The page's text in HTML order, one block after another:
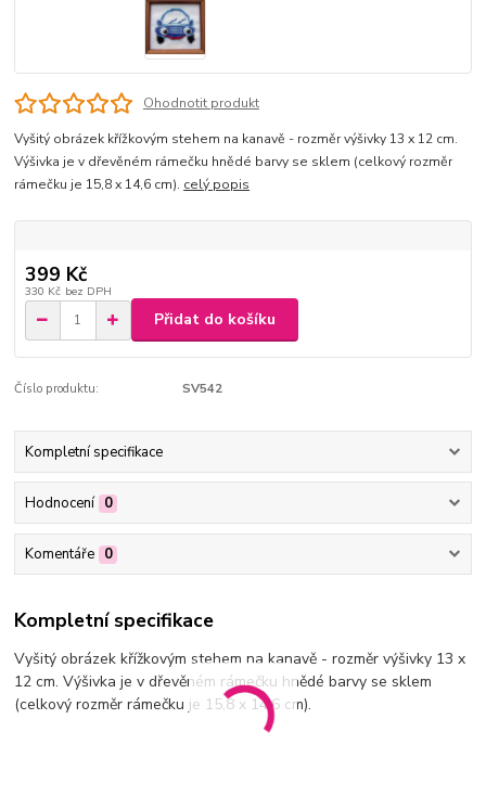
Ohodnotit produkt
Vyšitý obrázek křížkovým stehem na kanavě - rozměr výšivky 13 x 12 cm.
Výšivka je v dřevěném rámečku hnědé barvy se sklem (celkový rozměr
rámečku je 15,8 x 14,6 cm). celý popis
399 Kč
330 Kč bez DPH
Přidat do košíku
Číslo produktu: SV542
Kompletní specifikace
Hodnocení 0
Komentáře 0
Kompletní specifikace
Vyšitý obrázek křížkovým stehem na kanavě - rozměr výšivky 13 x
12 cm. Výšivka je v dřevěném rámečku hnědé barvy se sklem
(celkový rozměr rámečku je 15,8 x 14,6 cm).